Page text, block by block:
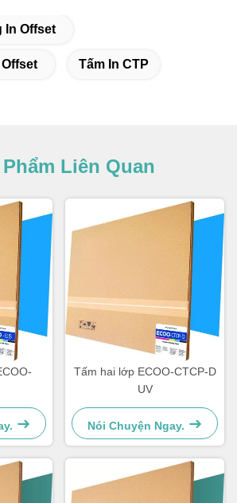
In Offset
Tấm In CTP
Liên Quan
Tấm hai lớp ECOO-CTCP-D
UV
Nói Chuyện Ngay.